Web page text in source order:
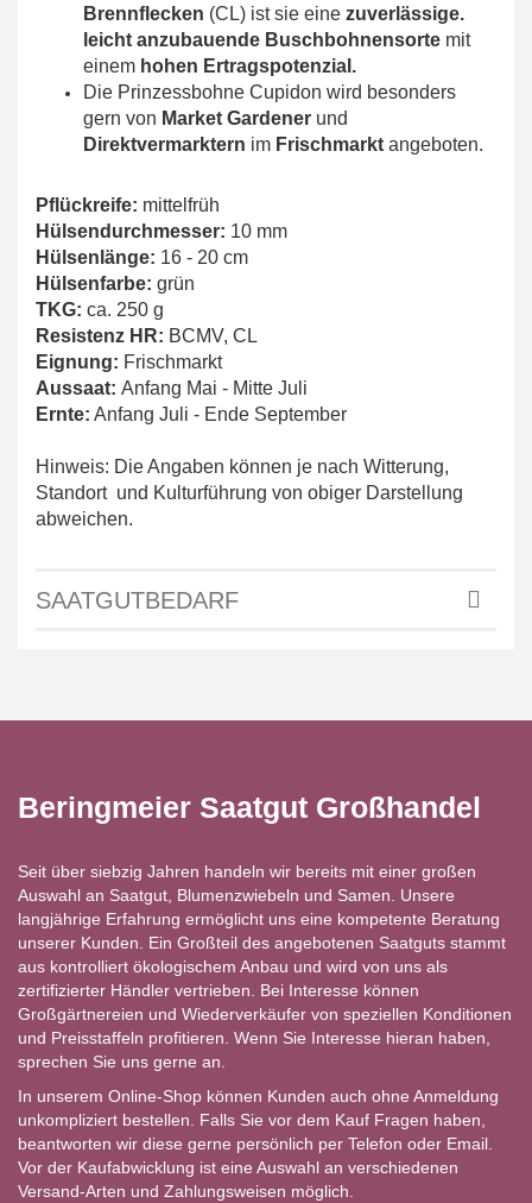
Brennflecken (CL) ist sie eine zuverlässige.
leicht anzubauende Buschbohnensorte mit
einem hohen Ertragspotenzial.
Die Prinzessbohne Cupidon wird besonders
gern von Market Gardener und
Direktvermarktern im Frischmarkt angeboten.
Pflückreife: mittelfrüh
Hülsendurchmesser: 10 mm
Hülsenlänge: 16 - 20 cm
Hülsenfarbe: grün
TKG: ca. 250 g
Resistenz HR: BCMV, CL
Eignung: Frischmarkt
Aussaat: Anfang Mai - Mitte Juli
Ernte: Anfang Juli - Ende September
Hinweis: Die Angaben können je nach Witterung,
Standort und Kulturführung von obiger Darstellung
abweichen.
SAATGUTBEDARF
Beringmeier Saatgut Großhandel
Seit über siebzig Jahren handeln wir bereits mit einer großen
Auswahl an Saatgut, Blumenzwiebeln und Samen. Unsere
langjährige Erfahrung ermöglicht uns eine kompetente Beratung
unserer Kunden. Ein Großteil des angebotenen Saatguts stammt
aus kontrolliert ökologischem Anbau und wird von uns als
zertifizierter Händler vertrieben. Bei Interesse können
Großgärtnereien und Wiederverkäufer von speziellen Konditionen
und Preisstaffeln profitieren. Wenn Sie Interesse hieran haben,
sprechen Sie uns gerne an.
In unserem Online-Shop können Kunden auch ohne Anmeldung
unkompliziert bestellen. Falls Sie vor dem Kauf Fragen haben,
beantworten wir diese gerne persönlich per Telefon oder Email.
Vor der Kaufabwicklung ist eine Auswahl an verschiedenen
Versand-Arten und Zahlungsweisen möglich.